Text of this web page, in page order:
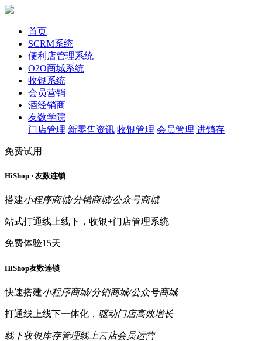
首页
SCRM系统
便利店管理系统
O2O商城系统
收银系统
会员营销
酒经销商
友数学院
门店管理 新零售资讯 收银管理 会员管理 进销存
免费试用
HiShop · 友数连锁
搭建小程序商城/分销商城/公众号商城
站式打通线上线下，收银+门店管理系统
免费体验15天
HiShop友数连锁
快速搭建小程序商城/分销商城/公众号商城
打通线上线下一体化， 驱动门店高效增长
线下收银库存管理线上云店会员运营